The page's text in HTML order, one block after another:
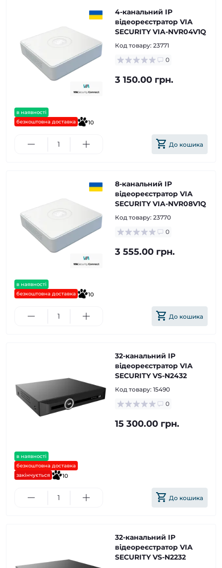
в наявності
безкоштовна доставка
10
4-канальний IP
відеореєстратор VIA
SECURITY VIA-NVR04V1Q
Код товару: 23771
0
3 150.00 грн.
До кошика
в наявності
безкоштовна доставка
10
8-канальний IP
відеореєстратор VIA
SECURITY VIA-NVR08V1Q
Код товару: 23770
0
3 555.00 грн.
До кошика
в наявності
безкоштовна доставка
закінчується
10
32-канальний IP
відеореєстратор VIA
SECURITY VS-N2432
Код товару: 15490
0
15 300.00 грн.
До кошика
32-канальний IP
відеореєстратор VIA
SECURITY VS-N2232